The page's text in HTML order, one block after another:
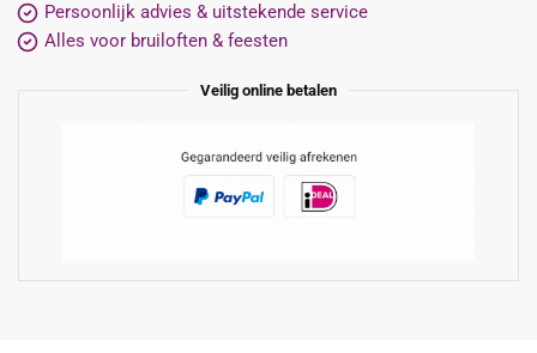
Persoonlijk advies & uitstekende service
Alles voor bruiloften & feesten
Veilig online betalen